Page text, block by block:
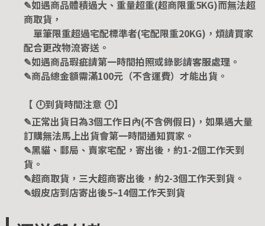
✎如遇商品體積過大、重量超重(超商限重5KG)而無法超
商取貨，
單筆限重超過宅配標準者(宅配限重20KG)，煩請買家
配合更改物流寄送。
✎如遇商品瑕疵請第一時間拍照或錄影請客服處理。
✎商品總金額需滿100元（不含運費）才能出貨。
【 🕛到貨時間注意 🕛】
✎正常出貨日為3個工作日內(不含例假日)，如果遇大量
訂購無法馬上出貨會第一時間通知買家。
✎黑貓、郵局、賣家宅配，寄出後，約1-2個工作天到
貨。
✎超商取貨，三大超商寄出後，約2-3個工作天到貨。
✎蝦皮店到店寄出後5~14個工作天到貨